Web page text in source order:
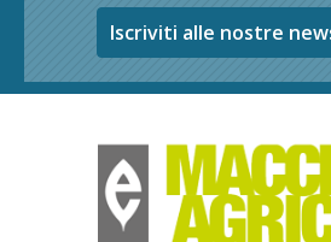
Iscriviti alle nostre